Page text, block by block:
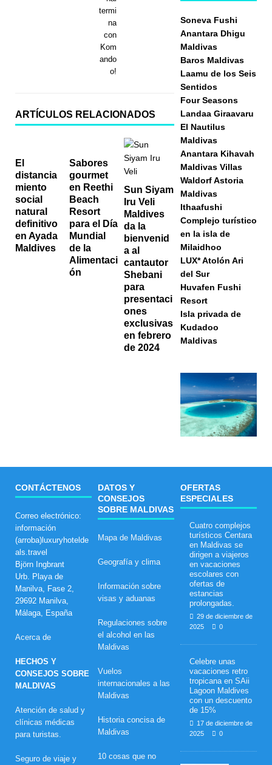
termi
na
con
Kom
ando
o!
ARTÍCULOS RELACIONADOS
El
distancia
miento
social
natural
definitivo
en Ayada
Maldives
Sabores
gourmet
en Reethi
Beach
Resort
para el Día
Mundial
de la
Alimentaci
ón
Sun Siyam
Iru Veli
Maldives
da la
bienvenid
a al
cantautor
Shebani
para
presentaci
ones
exclusivas
en febrero
de 2024
Soneva Fushi
Anantara Dhigu
Maldivas
Baros Maldivas
Laamu de los Seis
Sentidos
Four Seasons
Landaa Giraavaru
El Nautilus
Maldivas
Anantara Kihavah
Maldivas Villas
Waldorf Astoria
Maldivas
Ithaafushi
Complejo turístico
en la isla de
Milaidhoo
LUX* Atolón Ari
del Sur
Huvafen Fushi
Resort
Isla privada de
Kudadoo
Maldivas
CONTÁCTENOS
Correo electrónico:
información
(arroba)luxuryhotelde
als.travel
Björn Ingbrant
Urb. Playa de
Manilva, Fase 2,
29692 Manilva,
Málaga, España
Acerca de
HECHOS Y
CONSEJOS SOBRE
MALDIVAS
Atención de salud y
clínicas médicas
para turistas.
Seguro de viaje y
DATOS Y
CONSEJOS
SOBRE MALDIVAS
Mapa de Maldivas
Geografía y clima
Información sobre
visas y aduanas
Regulaciones sobre
el alcohol en las
Maldivas
Vuelos
internacionales a las
Maldivas
Historia concisa de
Maldivas
10 cosas que no
OFERTAS
ESPECIALES
Cuatro complejos
turísticos Centara
en Maldivas se
dirigen a viajeros
en vacaciones
escolares con
ofertas de
estancias
prolongadas.
29 de diciembre de
2025
0
Celebre unas
vacaciones retro
tropicana en SAii
Lagoon Maldives
con un descuento
de 15%
17 de diciembre de
2025
0